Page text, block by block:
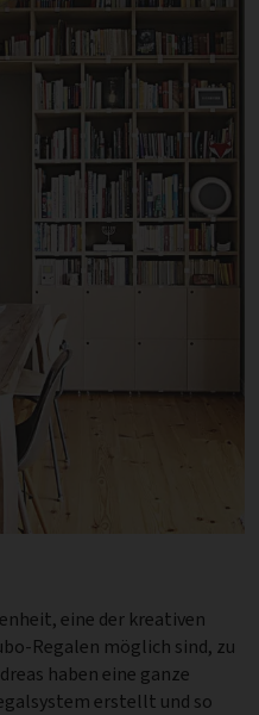
eine der kreativen
Regalen möglich sind, zu
haben eine ganze
erstellt und so